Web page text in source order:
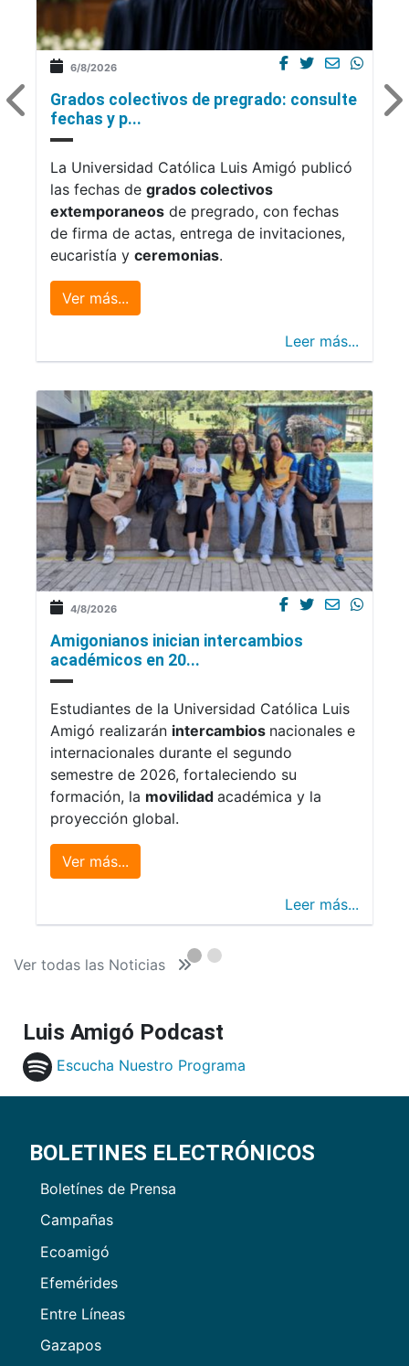
6/8/2026
Grados colectivos de pregrado: consulte
fechas y p...
La Universidad Católica Luis Amigó publicó
las fechas de grados colectivos
extemporaneos de pregrado, con fechas
de firma de actas, entrega de invitaciones,
eucaristía y ceremonias.
Ver más...
Leer más...
4/8/2026
Amigonianos inician intercambios
académicos en 20...
Estudiantes de la Universidad Católica Luis
Amigó realizarán intercambios nacionales e
internacionales durante el segundo
semestre de 2026, fortaleciendo su
formación, la movilidad académica y la
proyección global.
Ver más...
Leer más...
Ver todas las Noticias
Luis Amigó Podcast
Escucha Nuestro Programa
BOLETINES ELECTRÓNICOS
Boletínes de Prensa
Campañas
Ecoamigó
Efemérides
Entre Líneas
Gazapos